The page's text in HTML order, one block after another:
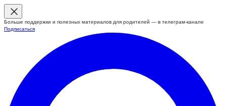
Больше поддержки и полезных материалов для родителей — в телеграм-канале
Подписаться